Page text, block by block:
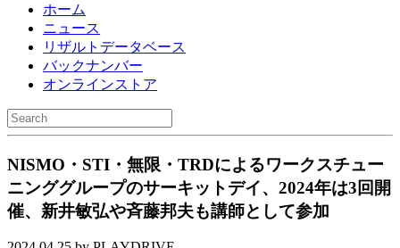
ホーム
ニュース
リザルトデータベース
バックナンバー
オンラインストア
NISMO・STI・無限・TRDによるワークスチュー
ニンググループのサーキットデイ、2024年は3回開
催、新井敏弘や斉藤邦夫も講師として参加